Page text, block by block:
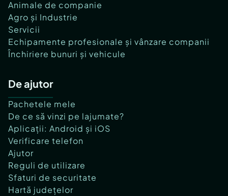
Animale de companie
Agro și Industrie
Servicii
Echipamente profesionale și vânzare companii
Închiriere bunuri și vehicule
De ajutor
Pachetele mele
De ce să vinzi pe lajumate?
Aplicații: Android și iOS
Verificare telefon
Ajutor
Reguli de utilizare
Sfaturi de securitate
Hartă județelor